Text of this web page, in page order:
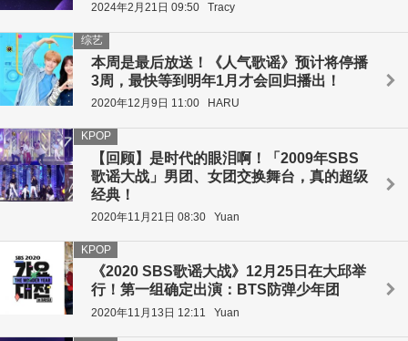
2024年2月21日 09:50 Tracy
本周是最后放送！《人气歌谣》预计将停播
3周，最快等到明年1月才会回归播出！
综艺
2020年12月9日 11:00 HARU
【回顾】是时代的眼泪啊！「2009年SBS
歌谣大战」男团、女团交换舞台，真的超级
经典！
KPOP
2020年11月21日 08:30 Yuan
《2020 SBS歌谣大战》12月25日在大邱举
行！第一组确定出演：BTS防弹少年团
KPOP
2020年11月13日 12:11 Yuan